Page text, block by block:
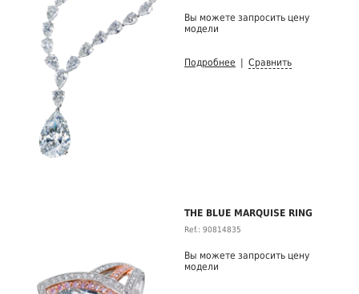
Вы можете запросить цену
модели
Подробнее Сравнить
THE BLUE MARQUISE RING
Ref.: 90814835
Вы можете запросить цену
модели